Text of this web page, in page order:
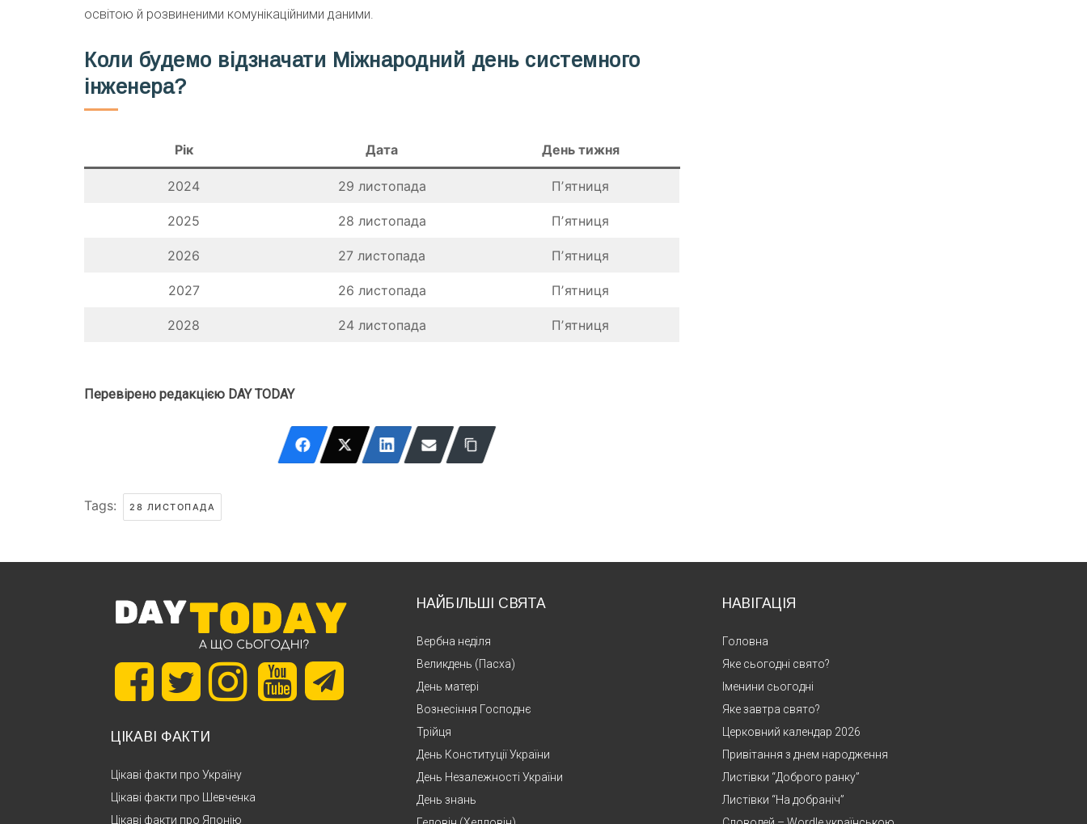
освітою й розвиненими комунікаційними даними.
Коли будемо відзначати Міжнародний день системного
інженера?
Рік Дата День тижня
2024 29 листопада Пʼятниця
2025 28 листопада Пʼятниця
2026 27 листопада Пʼятниця
2027 26 листопада Пʼятниця
2028 24 листопада Пʼятниця
Перевірено редакцією DAY TODAY
Tags: 28 ЛИСТОПАДА
ЦІКАВІ ФАКТИ
Цікаві факти про Україну
Цікаві факти про Шевченка
Цікаві факти про Японію
НАЙБІЛЬШІ СВЯТА
Вербна неділя
Великдень (Пасха)
День матері
Вознесіння Господнє
Трійця
День Конституції України
День Незалежності України
День знань
НАВІГАЦІЯ
Головна
Яке сьогодні свято?
Іменини сьогодні
Яке завтра свято?
Церковний календар 2026
Привітання з днем народження
Листівки “Доброго ранку”
Листівки “На добраніч”